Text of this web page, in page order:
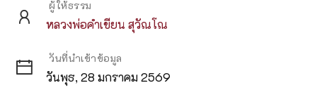
ผู้ให้ธรรม
หลวงพ่อคำเขียน สุวัณโณ
วันที่นำเข้าข้อมูล
วันพุธ, 28 มกราคม 2569